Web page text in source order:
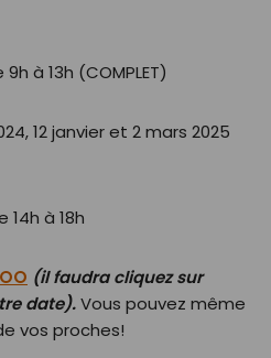
à 13h (COMPLET)
12 janvier et 2 mars 2025
14h à 18h
(il faudra cliquez sur
date).Vous pouvez même
vos proches!